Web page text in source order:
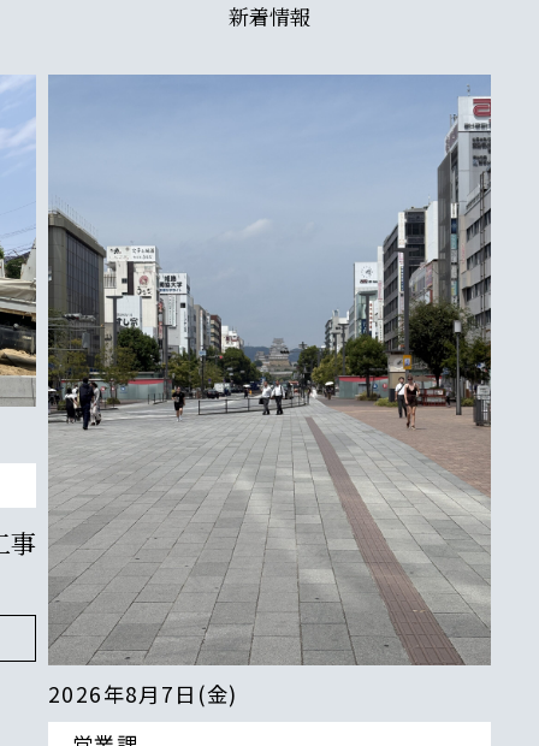
新着情報
2026年8月3日(月)
広報課
Vol.2｜いよいよ着工前！地盤改良工事
を実施
view more